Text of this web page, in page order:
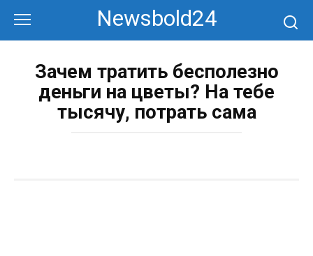
контенту
Newsbold24
Зачем тратить бесполезно
деньги на цветы? На тебе
тысячу, потрать сама